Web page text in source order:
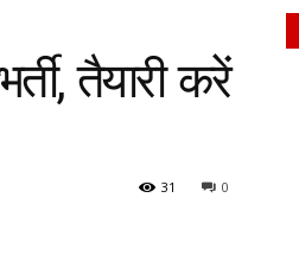
तैयारी करें
0
31